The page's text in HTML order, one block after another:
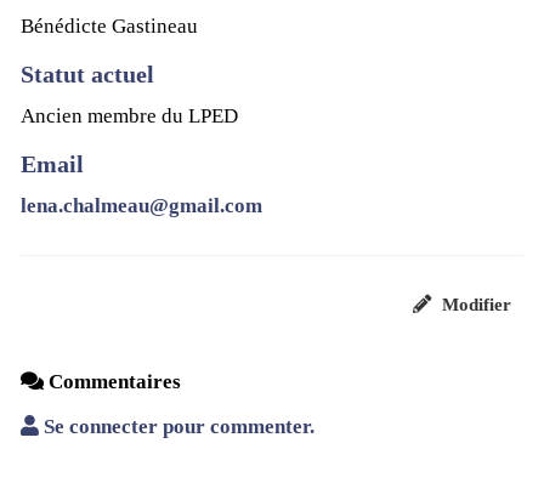
Bénédicte Gastineau
Statut actuel
Ancien membre du LPED
Email
lena.chalmeau@gmail.com
Modifier
Commentaires
Se connecter pour commenter.